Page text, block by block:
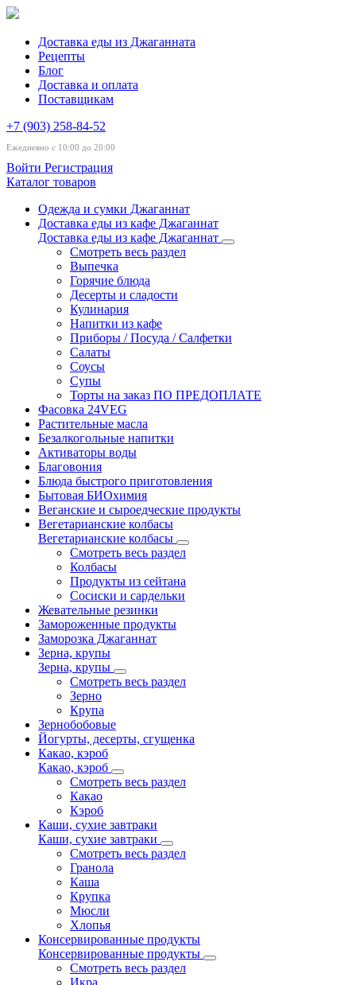
Доставка еды из Джаганната
Рецепты
Блог
Доставка и оплата
Поставщикам
+7 (903) 258-84-52
Ежедневно с 10:00 до 20:00
Войти Регистрация
Каталог товаров
Одежда и сумки Джаганнат
Доставка еды из кафе Джаганнат
Доставка еды из кафе Джаганнат
Смотреть весь раздел
Выпечка
Горячие блюда
Десерты и сладости
Кулинария
Напитки из кафе
Приборы / Посуда / Салфетки
Салаты
Соусы
Супы
Торты на заказ ПО ПРЕДОПЛАТЕ
Фасовка 24VEG
Растительные масла
Безалкогольные напитки
Активаторы воды
Благовония
Блюда быстрого приготовления
Бытовая БИОхимия
Веганские и сыроедческие продукты
Вегетарианские колбасы
Вегетарианские колбасы
Смотреть весь раздел
Колбасы
Продукты из сейтана
Сосиски и сардельки
Жевательные резинки
Замороженные продукты
Заморозка Джаганнат
Зерна, крупы
Зерна, крупы
Смотреть весь раздел
Зерно
Крупа
Зернобобовые
Йогурты, десерты, сгущенка
Какао, кэроб
Какао, кэроб
Смотреть весь раздел
Какао
Кэроб
Каши, сухие завтраки
Каши, сухие завтраки
Смотреть весь раздел
Гранола
Каша
Крупка
Мюсли
Хлопья
Консервированные продукты
Консервированные продукты
Смотреть весь раздел
Икра